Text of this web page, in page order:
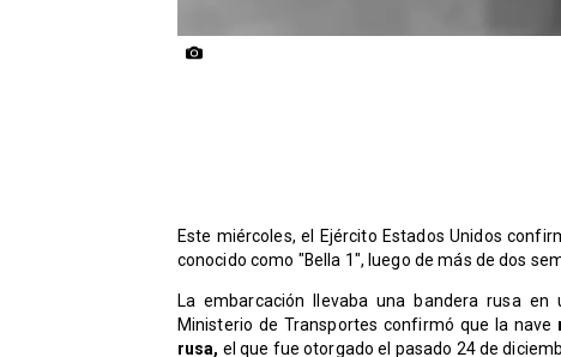
Este miércoles, el Ejército Estados Unidos
conocido como "Bella 1", luego de más de dos
La embarcación llevaba una bandera rusa
Ministerio de Transportes confirmó que la nave
rusa, el que fue otorgado el pasado 24 de